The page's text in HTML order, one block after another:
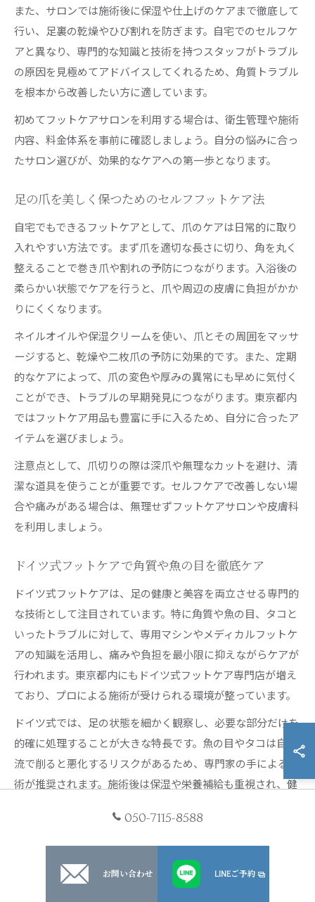
また、サロンでは施術後に保湿や仕上げのケアまで徹底して
行い、足裏の乾燥やひび割れを防ぎます。自宅でのセルフケ
アと異なり、専門的な知識と技術を持つスタッフがトラブル
の原因を見極めてアドバイスしてくれるため、角質トラブル
を根本から改善したい方に適しています。
初めてフットケアサロンを利用する場合は、衛生管理や施術
内容、料金体系を事前に確認しましょう。自分の悩みに合っ
たサロン選びが、効果的なケアへの第一歩となります。
足の爪を美しく保つためのセルフフットケア法
自宅でもできるフットケアとして、爪のケアは日常的に取り
入れやすい方法です。まず爪を適切な長さに切り、角を丸く
整えることで巻き爪や割れの予防につながります。入浴後の
柔らかい状態でケアを行うと、爪や周辺の皮膚に負担がかか
りにくくなります。
ネイルオイルや保湿クリームを使い、爪とその周囲をマッサ
ージすると、乾燥や二枚爪の予防に効果的です。また、定期
的なケアによって、爪の変色や厚みの異常にも早めに気付く
ことができ、トラブルの早期発見につながります。東京都内
ではフットケア用品も豊富に手に入るため、自分に合ったア
イテムを選びましょう。
注意点として、爪切りの際は深爪や無理なカットを避け、清
潔な道具を使うことが重要です。セルフケアで改善しない場
合や痛みがある場合は、無理せずフットケアサロンや皮膚科
を利用しましょう。
ドイツ式フットケアで角質や魚の目を徹底ケア
ドイツ式フットケアは、足の健康と美容を両立させる専門的
な技術として注目されています。特に角質や魚の目、タコと
いったトラブルに対して、専用マシンやメディカルフットケ
アの知識を活用し、痛みや負担を最小限に抑えながらケアが
行われます。東京都内にもドイツ式フットケア専門店が増え
ており、プロによる施術が受けられる環境が整っています。
ドイツ式では、足の状態を細かく観察し、必要な部分だけを
的確に処理することが大きな特長です。魚の目やタコは自己
流で削ると悪化するリスクがあるため、専門家の手による施
術が推奨されます。施術後は保湿や栄養補給も重視され、健
う。衛生管理や技術認定の有無もサロン選びのポイントで
050-7115-8588
お問い合わせ LINEご予約